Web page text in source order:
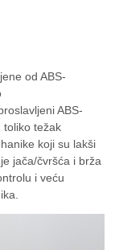
od ABS-
ABS-
težak
koji su lakši
jača/čvršća i brža
i veću